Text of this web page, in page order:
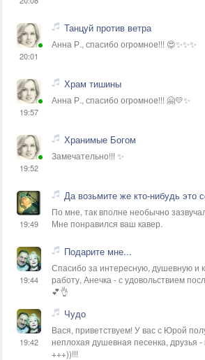
20:01
Танцуй против ветра
Анна Р., спасибо огромное!!! 😍✨✨✨
19:57
Храм тишины
Анна Р., спасибо огромное!!! 🤗💛✨
19:52
Хранимые Богом
Замечательно!!! ✨
19:49
Да возьмите же кто-нибудь это
По мне, так вполне необычно
Мне понравился ваш кавер.
19:44
Подарите мне...
Спасибо за интересную, душевную и
работу, Анечка - с удовольствием
💕👌
19:42
Чудо
Вася, приветствуем! У вас с Юрой
неплохая душевная песенка, друзья
+++))!!!